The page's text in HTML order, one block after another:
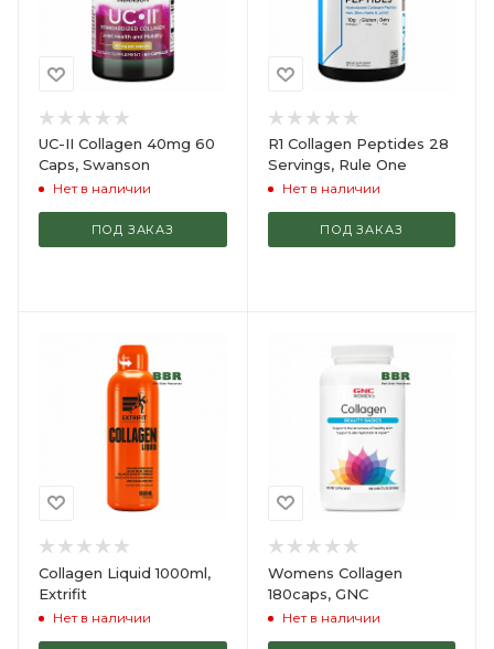
UC-II Collagen 40mg 60
Caps, Swanson
Нет в наличии
ПОД ЗАКАЗ
R1 Collagen Peptides 28
Servings, Rule One
Нет в наличии
ПОД ЗАКАЗ
Collagen Liquid 1000ml,
Extrifit
Нет в наличии
Womens Collagen
180caps, GNC
Нет в наличии